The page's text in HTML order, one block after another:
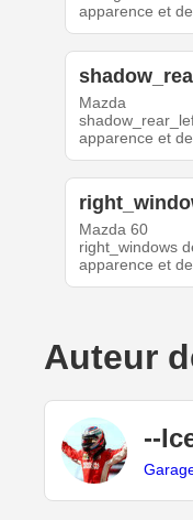
apparence et
Mazda
apparence et
Mazda 60
right_windows
apparence et
Auteur
--